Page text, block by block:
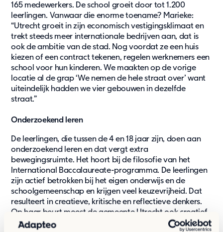
Service & support
Retour
165 medewerkers. De school groeit door tot 1.200
leerlingen. Vanwaar die enorme toename? Marieke:
“Utrecht groeit in zijn economisch vestigingsklimaat en
trekt steeds meer internationale bedrijven aan, dat is
ook de ambitie van de stad. Nog voordat ze een huis
kiezen of een contract tekenen, regelen werknemers een
school voor hun kinderen. We maakten op de vorige
locatie al de grap ‘We nemen de hele straat over’ want
uiteindelijk hadden we vier gebouwen in dezelfde
straat.”
Onderzoekend leren
De leerlingen, die tussen de 4 en 18 jaar zijn, doen aan
onderzoekend leren en dat vergt extra
bewegingsruimte. Het hoort bij de filosofie van het
International Baccalaureate-programma. De leerlingen
zijn actief betrokken bij het eigen onderwijs en de
schoolgemeenschap en krijgen veel keuzevrijheid. Dat
resulteert in creatieve, kritische en reflectieve denkers.
Op haar beurt moest de gemeente Utrecht ook creatief
denken om met een oplossing te komen voor de